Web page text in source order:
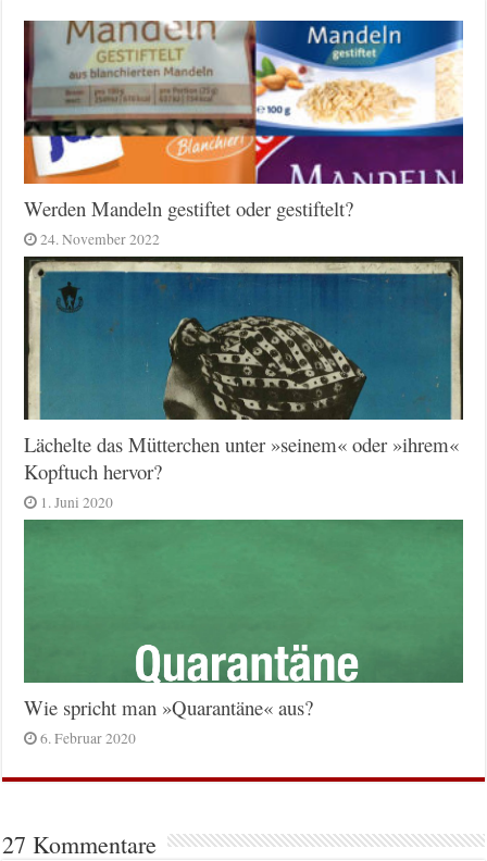
Werden Mandeln gestiftet oder gestiftelt?
24. November 2022
Lächelte das Mütterchen unter »seinem« oder »ihrem«
Kopftuch hervor?
1. Juni 2020
Wie spricht man »Quarantäne« aus?
6. Februar 2020
27 Kommentare